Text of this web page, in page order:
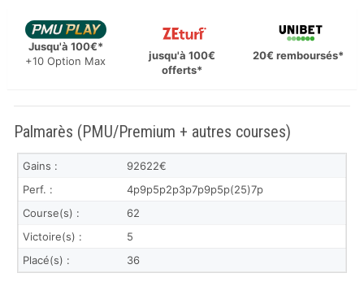
Jusqu'à 100€*
+10 Option Max
jusqu'à 100€
offerts*
20€ remboursés*
Palmarès (PMU/Premium + autres courses)
Gains :
92622€
Perf. :
4p9p5p2p3p7p9p5p(25)7p
Course(s) :
62
Victoire(s) :
5
Placé(s) :
36